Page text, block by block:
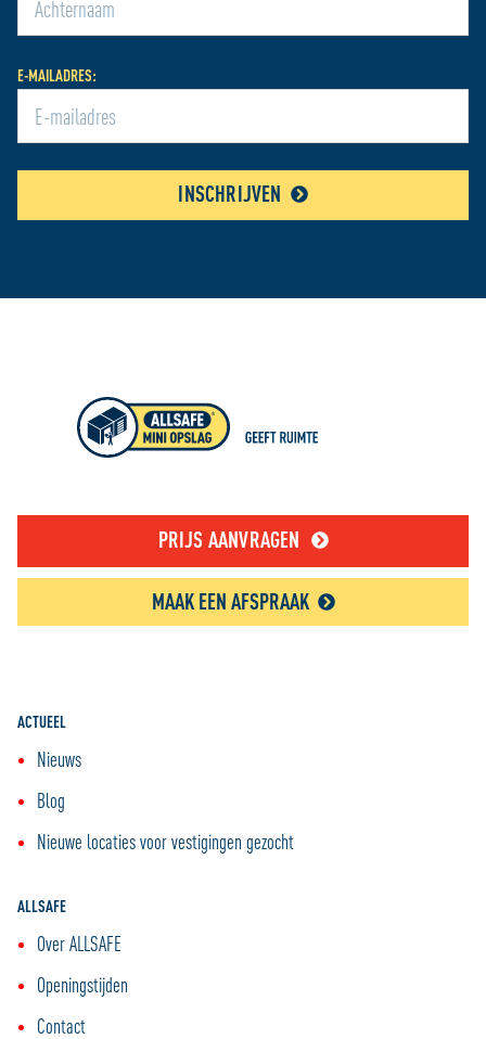
E-MAILADRES:
INSCHRIJVEN
PRIJS AANVRAGEN
MAAK EEN AFSPRAAK
ACTUEEL
Nieuws
Blog
Nieuwe locaties voor vestigingen gezocht
ALLSAFE
Over ALLSAFE
Openingstijden
Contact